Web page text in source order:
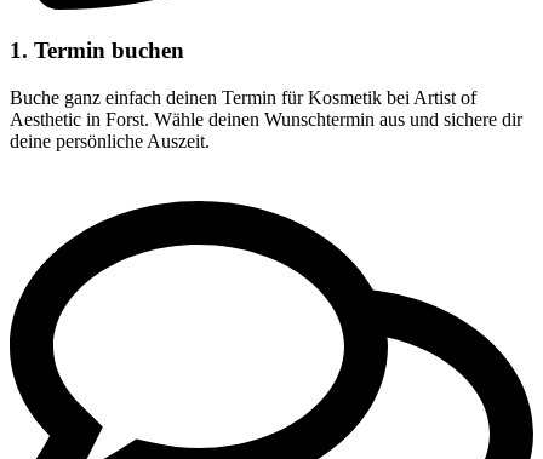
1. Termin buchen
Buche ganz einfach deinen Termin für Kosmetik bei Artist of
Aesthetic in Forst. Wähle deinen Wunschtermin aus und sichere dir
deine persönliche Auszeit.